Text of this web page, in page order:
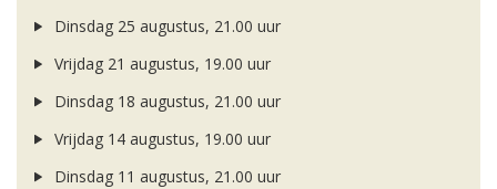
Dinsdag 25 augustus, 21.00 uur
Vrijdag 21 augustus, 19.00 uur
Dinsdag 18 augustus, 21.00 uur
Vrijdag 14 augustus, 19.00 uur
Dinsdag 11 augustus, 21.00 uur